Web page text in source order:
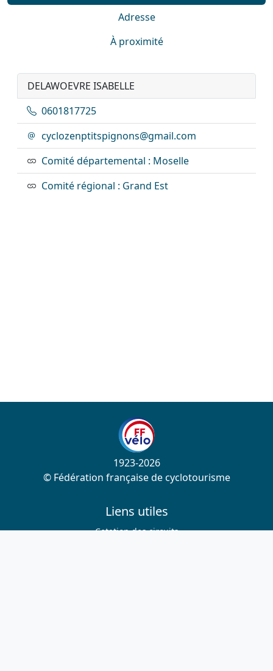
Adresse
À proximité
DELAWOEVRE ISABELLE
0601817725
cyclozenptitspignons@gmail.com
Comité départemental : Moselle
Comité régional : Grand Est
1923-2026
© Fédération française de cyclotourisme
Liens utiles
Cotation des circuits